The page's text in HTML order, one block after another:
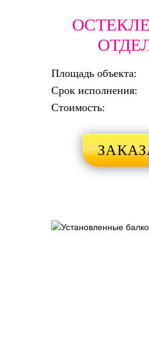
Площадь объекта:
Срок исполнения:
Стоимость: